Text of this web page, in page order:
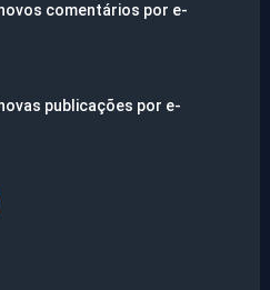
comentários por e-
publicações por e-